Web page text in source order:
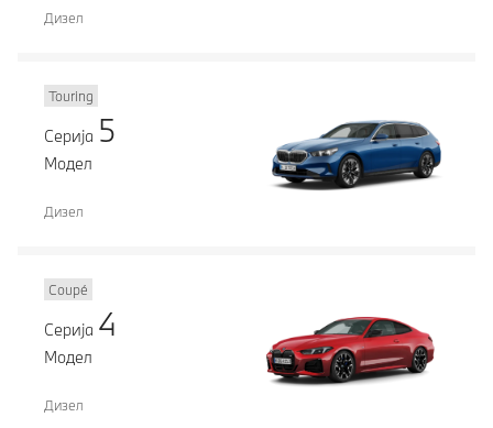
Дизел
Touring
Серија 5
Модел
Дизел
Coupé
Серија 4
Модел
Дизел